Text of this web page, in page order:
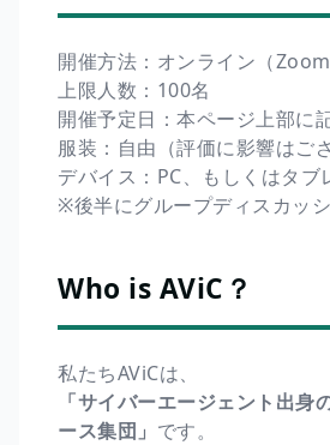
開催方法：オンライン（Zoom
上限人数：100名
開催予定日：本ページ上部に
服装：自由（評価に影響はご
デバイス：PC、もしくはタブ
※後半にグループディスカッ
Who is AViC？
私たちAViCは、
「サイバーエージェント出
ース集団」 です。